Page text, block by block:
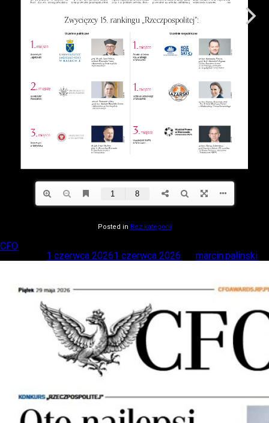
Posted in Bez kategorii
CFO
1 czerwca 20261 czerwca 2026 marcin.palinski